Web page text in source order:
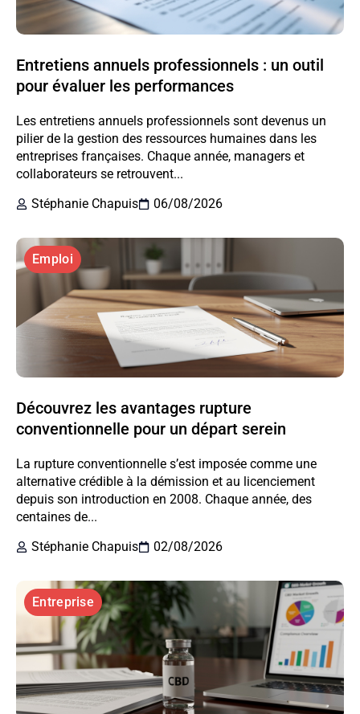
Entretiens annuels professionnels : un outil
pour évaluer les performances
Les entretiens annuels professionnels sont devenus un
pilier de la gestion des ressources humaines dans les
entreprises françaises. Chaque année, managers et
collaborateurs se retrouvent...
Stéphanie Chapuis
06/08/2026
Emploi
Découvrez les avantages rupture
conventionnelle pour un départ serein
La rupture conventionnelle s’est imposée comme une
alternative crédible à la démission et au licenciement
depuis son introduction en 2008. Chaque année, des
centaines de...
Stéphanie Chapuis
02/08/2026
Entreprise